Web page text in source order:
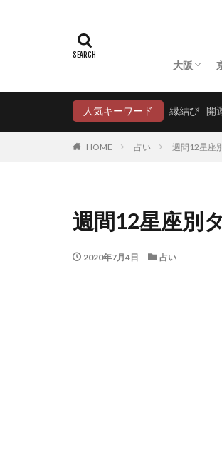
大阪
大阪の神
大阪の寺
人気キーワード 縁結び 開
HOME 占い 週間12星座
週間12星座別
2020年7月4日 占い